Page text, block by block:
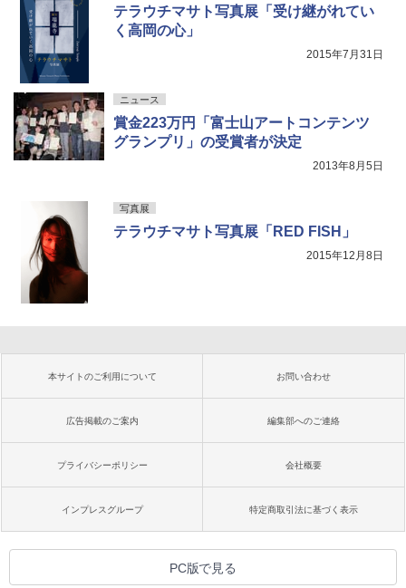
テラウチマサト写真展「受け継がれてい
く高岡の心」
2015年7月31日
ニュース
賞金223万円「富士山アートコンテンツ
グランプリ」の受賞者が決定
2013年8月5日
写真展
テラウチマサト写真展「RED FISH」
2015年12月8日
本サイトのご利用について お問い合わせ
広告掲載のご案内 編集部へのご連絡
プライバシーポリシー 会社概要
インプレスグループ 特定商取引法に基づく表示
PC版で見る